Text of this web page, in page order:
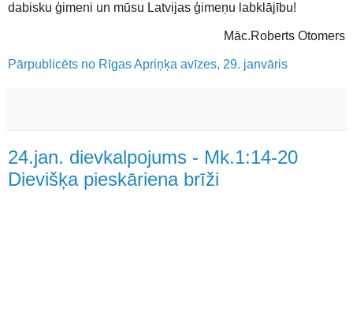
dabisku ģimeni un mūsu Latvijas ģimeņu labklājību!
Māc.Roberts Otomers
Pārpublicēts no Rīgas Apriņķa avīzes, 29. janvāris
24.jan. dievkalpojums - Mk.1:14-20
Dievišķa pieskāriena brīži